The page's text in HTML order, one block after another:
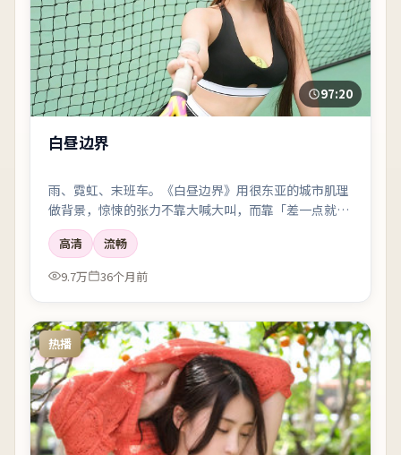
97:20
白昼边界
雨、霓虹、末班车。《白昼边界》用很东亚的城市肌理
做背景，惊悚的张力不靠大喊大叫，而靠「差一点就说
出口」的沉默。
高清
流畅
9.7万
36个月前
热播